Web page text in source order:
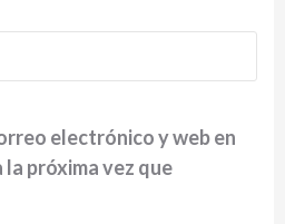
electrónico y web en
próxima vez que